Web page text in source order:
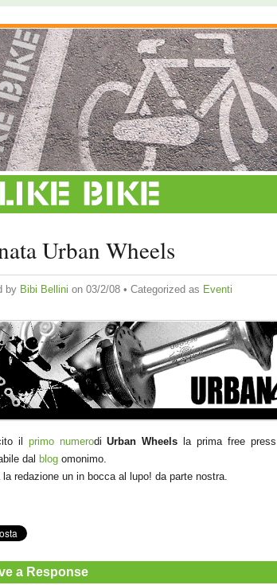
Urban Wheels
by Bibi Bellini on 03/2/08 • Categorized as Eventi
il primo numerodiUrban Wheels
la prima free
dal blog omonimo.
la redazione un in bocca al lupo! da parte nostra.
a Response